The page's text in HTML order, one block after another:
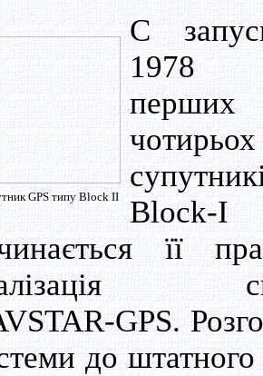
GPS типу Block II
С
1978
перших
чотирьох
Block-I
її
GPS.
до штатного